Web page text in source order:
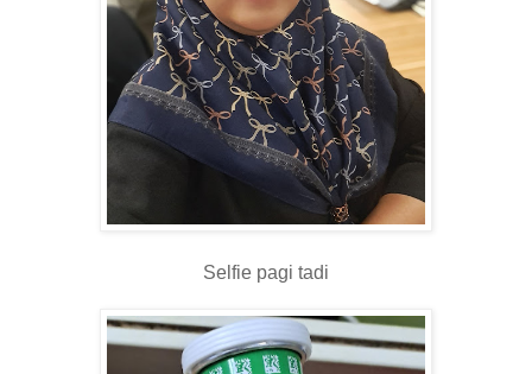
Selfie pagi tadi